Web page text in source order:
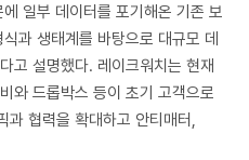
일부 데이터를 포기해온 기존 보
과 생태계를 바탕으로 대규모 데
고 설명했다. 레이크워치는 현재
와 드롭박스 등이 초기 고객으로
과 협력을 확대하고 안티매터,